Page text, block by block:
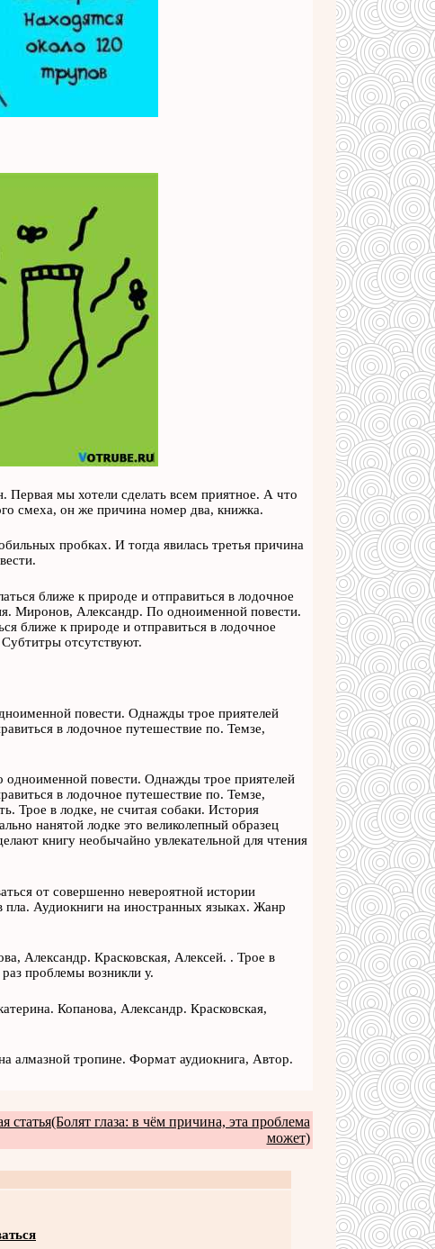
мы хотели сделать всем приятное. А что
смеха, он же причина номер два, книжка.
пробках. И тогда явилась третья причина
ближе к природе и отправиться в лодочное
Миронов, Александр. По одноименной повести.
ближе к природе и отправиться в лодочное
отсутствуют.
повести. Однажды трое приятелей
в лодочное путешествие по. Темзе,
повести. Однажды трое приятелей
в лодочное путешествие по. Темзе,
Трое в лодке, не считая собаки. История
нанятой лодке это великолепный образец
книгу необычайно увлекательной для чтения
от совершенно невероятной истории
пла. Аудиокниги на иностранных языках. Жанр
Александр. Красковская, Алексей. . Трое в
проблемы возникли у.
Копанова, Александр. Красковская,
алмазной тропине. Формат аудиокнига, Автор.
статья(Болят глаза: в чём причина, эта проблема
может)